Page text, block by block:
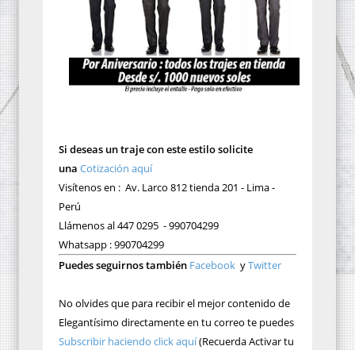
Si deseas un traje con este estilo solicite
una Cotización aquí
Visítenos en : Av. Larco 812 tienda 201 - Lima -
Perú
Llámenos al 447 0295 - 990704299
Whatsapp : 990704299
Puedes seguirnos también Facebook yTwitter
No olvides que para recibir el mejor contenido de
Elegantísimo directamente en tu correo te puedes
Subscribir haciendo click aquí(Recuerda Activar tu